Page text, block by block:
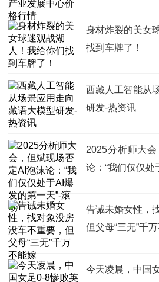
身材炸裂的美女
找到车牌了！
西藏人工智能从
研发-热资讯
2025分析师大
论：“我们仅仅处
告诫未婚女性，
但父母“三无”千
今天凌晨，中国